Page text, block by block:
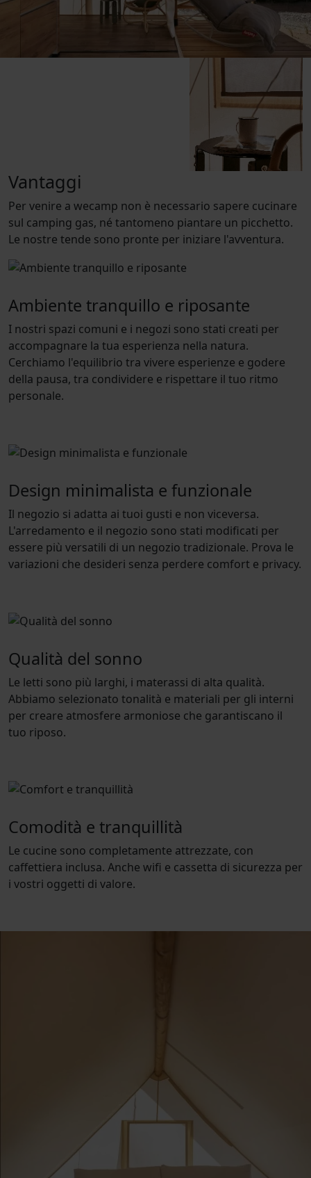
Vantaggi
Per venire a wecamp non è necessario sapere cucinare
sul camping gas, né tantomeno piantare un picchetto.
Le nostre tende sono pronte per iniziare l'avventura.
Ambiente tranquillo e riposante
I nostri spazi comuni e i negozi sono stati creati per
accompagnare la tua esperienza nella natura.
Cerchiamo l'equilibrio tra vivere esperienze e godere
della pausa, tra condividere e rispettare il tuo ritmo
personale.
Design minimalista e funzionale
Il negozio si adatta ai tuoi gusti e non viceversa.
L'arredamento e il negozio sono stati modificati per
essere più versatili di un negozio tradizionale. Prova le
variazioni che desideri senza perdere comfort e privacy.
Qualità del sonno
Le letti sono più larghi, i materassi di alta qualità.
Abbiamo selezionato tonalità e materiali per gli interni
per creare atmosfere armoniose che garantiscano il
tuo riposo.
Comodità e tranquillità
Le cucine sono completamente attrezzate, con
caffettiera inclusa. Anche wifi e cassetta di sicurezza per
i vostri oggetti di valore.